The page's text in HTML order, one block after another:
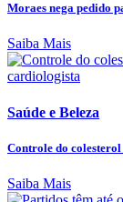
Moraes nega pedido
Saiba Mais
Saúde e Beleza
Controle do
Saiba Mais